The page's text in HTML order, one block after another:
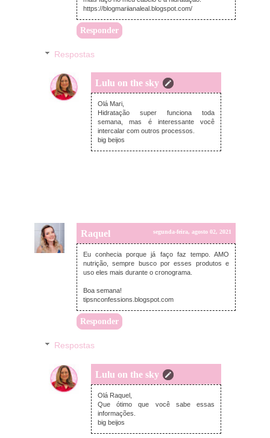
https://blogmariianaleal.blogspot.com/
Responder
Respostas
Lulu on the sky
segunda-feira, agosto 02, 2021
Olá Mari,
Hidratação super funciona toda
semana, mas é interessante você
intercalar com outros processos.
big beijos
Raquel segunda-feira, agosto 02, 2021
Eu conhecia porque já faço faz tempo. AMO
nutrição, sempre busco por esses produtos e
uso eles mais durante o cronograma.
Boa semana!
tipsnconfessions.blogspot.com
Responder
Respostas
Lulu on the sky
segunda-feira, agosto 02, 2021
Olá Raquel,
Que ótimo que você sabe essas
informações.
big beijos